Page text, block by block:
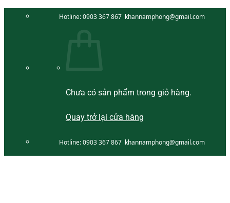
Hotline:0903 367 867 khannamphong@gmail.com
Chưa có sản phẩm trong giỏ hàng.
Quay trở lại cửa hàng
Hotline:0903 367 867 khannamphong@gmail.com